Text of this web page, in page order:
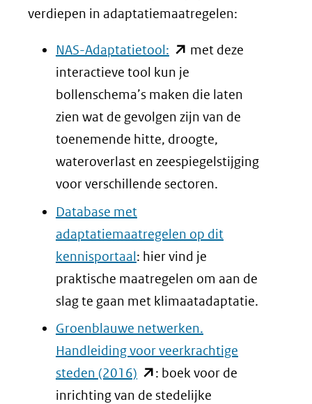
verdiepen in adaptatiemaatregelen:
NAS-Adaptatietool: (opent
in
nieuw
venster)
(verwijst
naar
een
website)
met deze
interactieve tool kun je
bollenschema’s maken die laten
zien wat de gevolgen zijn van de
toenemende hitte, droogte,
wateroverlast en zeespiegelstijging
voor verschillende sectoren.
Database met
adaptatiemaatregelen op dit
kennisportaal: hier vind je
praktische maatregelen om aan de
slag te gaan met klimaatadaptatie.
Groenblauwe netwerken.
Handleiding voor veerkrachtige
steden (2016) (opent
in
: boek voor de
inrichting van de stedelijke